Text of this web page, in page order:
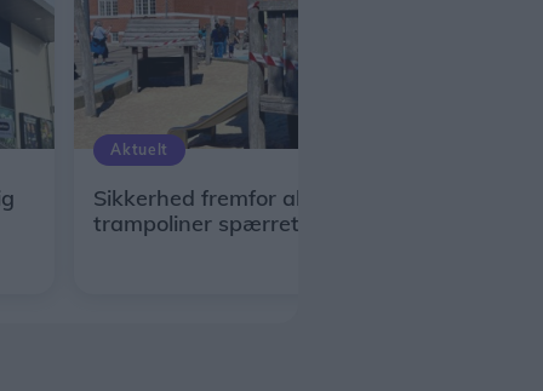
Aktuelt
Sikkerhed fremfor alt: Legehuse og
trampoliner spærret af